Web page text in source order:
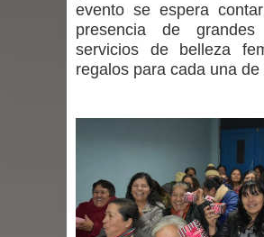
Renuncia del seremi
Maule golpea al
Diputado Jorge Guzmán
proyecto de
evento se espera
presencia de grandes
servicios de belleza
regalos para cada una de